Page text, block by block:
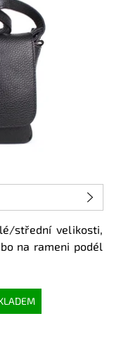
střední velikosti,
na rameni podél